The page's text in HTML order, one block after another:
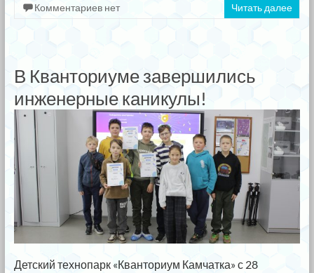
Комментариев нет
Читать далее
В Кванториуме завершились
инженерные каникулы!
Детский технопарк «Кванториум Камчатка» с 28